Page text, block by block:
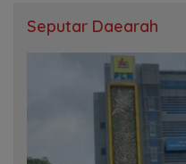
Seputar Daearah